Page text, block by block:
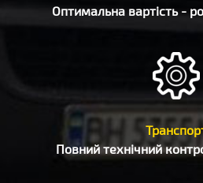
Оптимальна вартість -
Повний технічний